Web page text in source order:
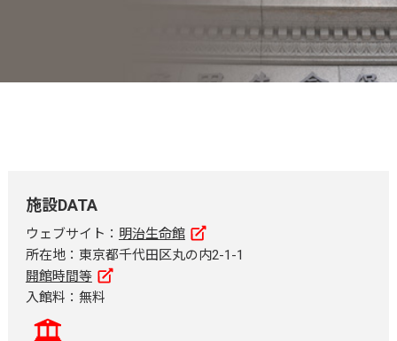
施設DATA
ウェブサイト： 明治生命館
所在地：東京都千代田区丸の内2-1-1
開館時間等
入館料：無料